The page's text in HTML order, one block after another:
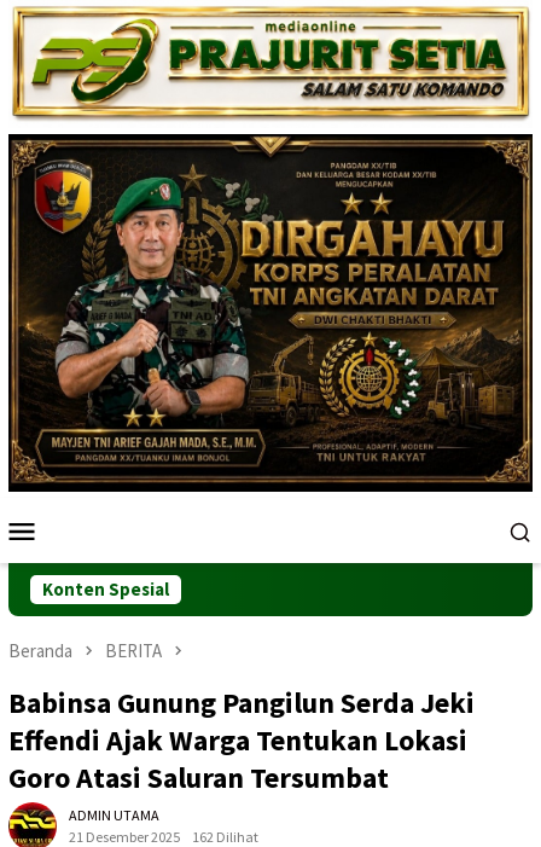
Loncat
ke
konten
Mobile
Konten Spesial
Beranda BERITA
Babinsa Gunung Pangilun Serda Jeki
Effendi Ajak Warga Tentukan Lokasi
Goro Atasi Saluran Tersumbat
ADMIN UTAMA
21 Desember 2025
162 Dilihat